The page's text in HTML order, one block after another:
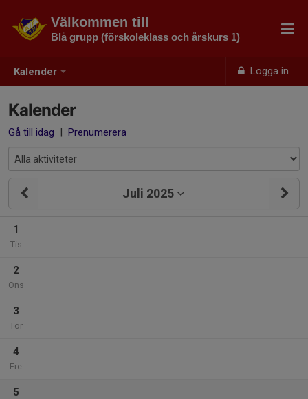
Kalender Logga in
Välkommen till
Blå grupp (förskoleklass och årskurs 1)
Kalender
Gå till idag | Prenumerera
Juli 2025
1
Tis
2
Ons
3
Tor
4
Fre
5